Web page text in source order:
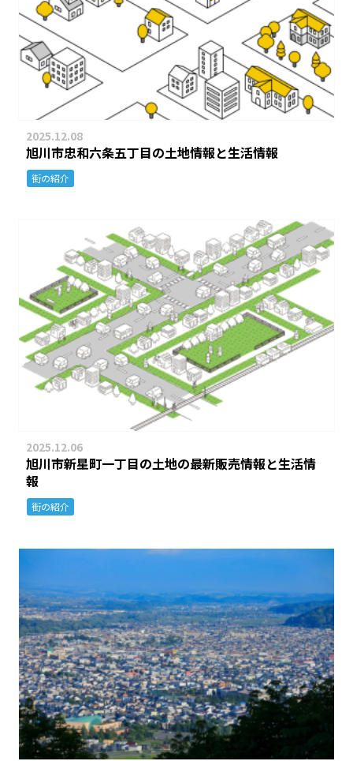
2025.12.08
旭川市忠和六条五丁目の土地情報と生活情報
街の紹介
2025.12.06
旭川市新星町一丁目の土地の最新販売情報と生活情
報
街の紹介